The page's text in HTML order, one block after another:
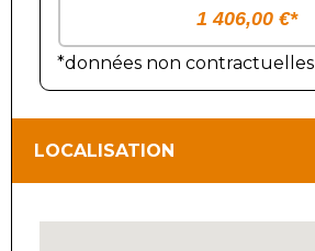
*données non contractuelles
LOCALISATION